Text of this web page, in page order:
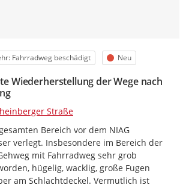
Fahrradweg beschädigt Status
Neu
Wiederherstellung der Wege nach
Straße
Bereich vor dem NIAG
verlegt. Insbesondere im Bereich der
mit Fahrradweg sehr grob
hügelig, wacklig, große Fugen
am Schlachtdeckel. Vermutlich ist